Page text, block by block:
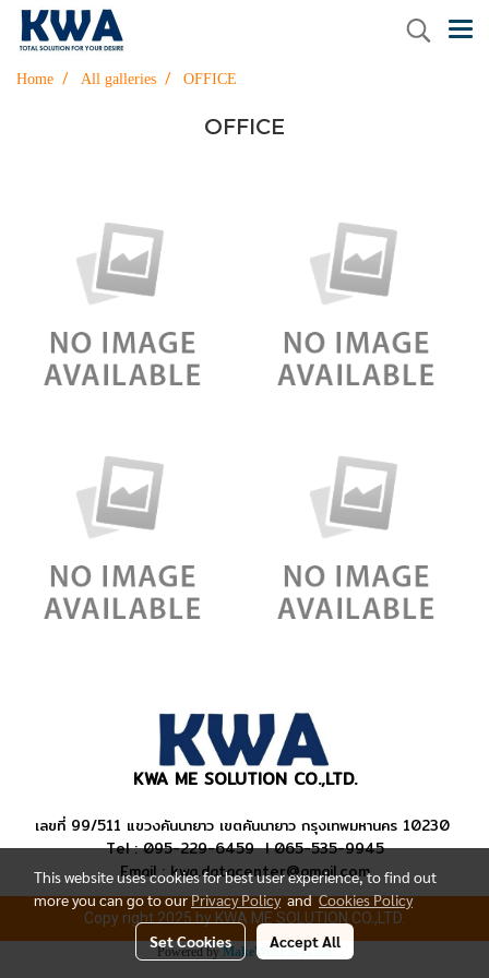
Home All galleries OFFICE
OFFICE
KWA ME SOLUTION CO.,LTD.
เลขที่ 99/511 แขวงคันนายาว เขตคันนายาว กรุงเทพมหานคร 10230
Tel : 095-229-6459 I 065-535-9945
Email : kwa.datacenter@gmail.com
Copy right 2025 by KWA ME SOLUTION CO.,LTD.
Powered byMakeWebEasy.com
This website uses cookies for best user experience, to find out
more you can go to ourPrivacy PolicyandCookies Policy
Set Cookies Accept All